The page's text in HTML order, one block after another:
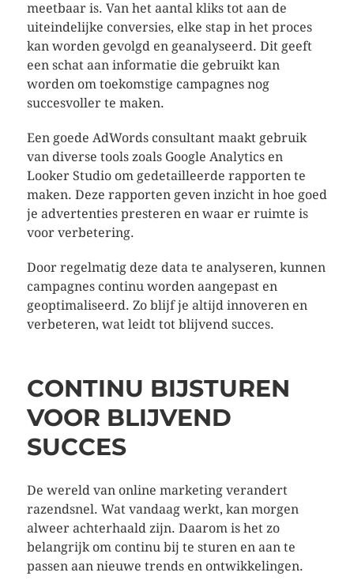
meetbaar is. Van het aantal kliks tot aan de
uiteindelijke conversies, elke stap in het proces
kan worden gevolgd en geanalyseerd. Dit geeft
een schat aan informatie die gebruikt kan
worden om toekomstige campagnes nog
succesvoller te maken.
Een goede AdWords consultant maakt gebruik
van diverse tools zoals Google Analytics en
Looker Studio om gedetailleerde rapporten te
maken. Deze rapporten geven inzicht in hoe goed
je advertenties presteren en waar er ruimte is
voor verbetering.
Door regelmatig deze data te analyseren, kunnen
campagnes continu worden aangepast en
geoptimaliseerd. Zo blijf je altijd innoveren en
verbeteren, wat leidt tot blijvend succes.
CONTINU BIJSTUREN
VOOR BLIJVEND
SUCCES
De wereld van online marketing verandert
razendsnel. Wat vandaag werkt, kan morgen
alweer achterhaald zijn. Daarom is het zo
belangrijk om continu bij te sturen en aan te
passen aan nieuwe trends en ontwikkelingen.